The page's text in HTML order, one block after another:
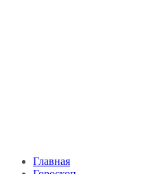
Главная